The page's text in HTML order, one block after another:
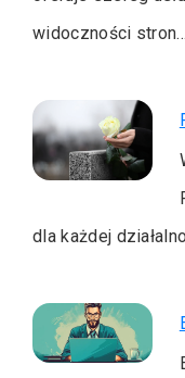
widoczności stron…
dla każdej